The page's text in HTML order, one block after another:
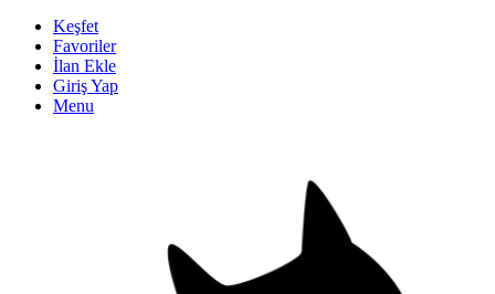
Keşfet
Favoriler
İlan Ekle
Giriş Yap
Menu